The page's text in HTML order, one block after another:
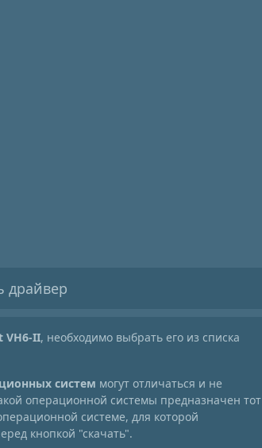
драйвер
VH6-II, необходимо выбрать его из списка
систем могут отличаться и не
операционной системы предназначен тот
системе, для которой
кнопкой "скачать".